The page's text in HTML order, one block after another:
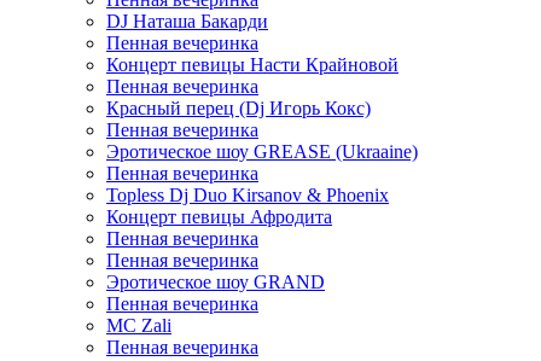
DJ Наташа Бакарди
Пенная вечеринка
Концерт певицы Насти Крайновой
Пенная вечеринка
Красный перец (Dj Игорь Кокс)
Пенная вечеринка
Эротическое шоу GREASE (Ukraaine)
Пенная вечеринка
Topless Dj Duo Kirsanov & Phoenix
Концерт певицы Афродита
Пенная вечеринка
Пенная вечеринка
Эротическое шоу GRAND
Пенная вечеринка
MC Zali
Пенная вечеринка